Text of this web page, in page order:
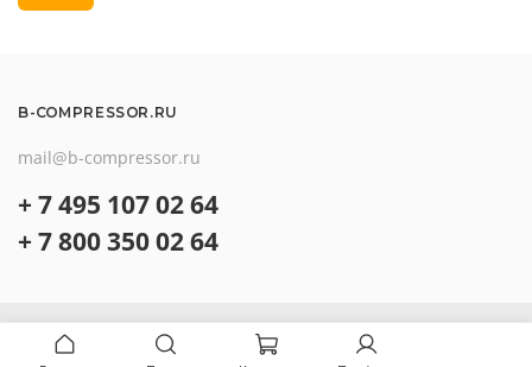
B-COMPRESSOR.RU
mail@b-compressor.ru
+ 7 495 107 02 64
+ 7 800 350 02 64
О компании Контакты